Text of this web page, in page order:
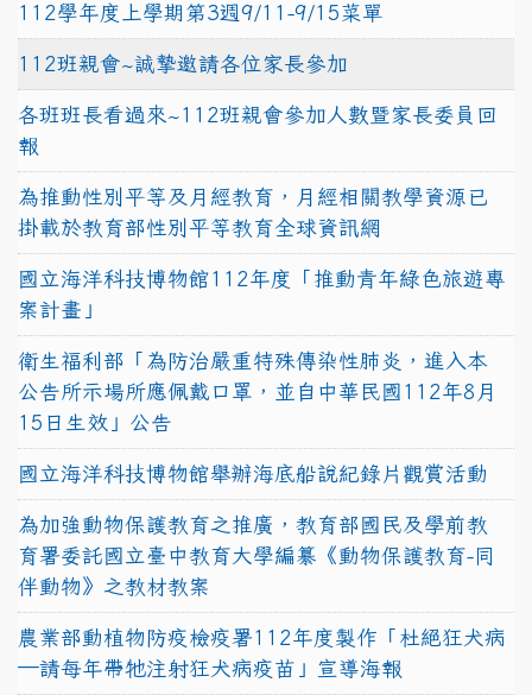
112學年度上學期第3週9/11-9/15菜單
112班親會~誠摯邀請各位家長參加
各班班長看過來~112班親會參加人數暨家長委員回
報
為推動性別平等及月經教育，月經相關教學資源已
掛載於教育部性別平等教育全球資訊網
國立海洋科技博物館112年度「推動青年綠色旅遊專
案計畫」
衛生福利部「為防治嚴重特殊傳染性肺炎，進入本
公告所示場所應佩戴口罩，並自中華民國112年8月
15日生效」公告
國立海洋科技博物館舉辦海底船說紀錄片觀賞活動
為加強動物保護教育之推廣，教育部國民及學前教
育署委託國立臺中教育大學編纂《動物保護教育-同
伴動物》之教材教案
農業部動植物防疫檢疫署112年度製作「杜絕狂犬病
—請每年帶牠注射狂犬病疫苗」宣導海報